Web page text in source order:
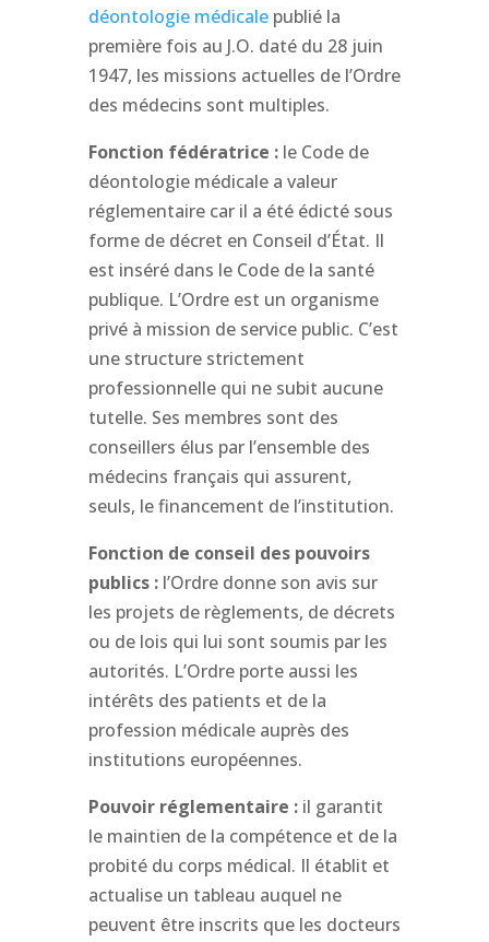
déontologie médicalepublié la
première fois au J.O. daté du 28 juin
1947, les missions actuelles de l’Ordre
des médecins sont multiples.
Fonction fédératrice :le Code de
déontologie médicale a valeur
réglementaire car il a été édicté sous
forme de décret en Conseil d’État. Il
est inséré dans le Code de la santé
publique. L’Ordre est un organisme
privé à mission de service public. C’est
une structure strictement
professionnelle qui ne subit aucune
tutelle. Ses membres sont des
conseillers élus par l’ensemble des
médecins français qui assurent,
seuls, le financement de l’institution.
Fonction de conseil des pouvoirs
publics :l’Ordre donne son avis sur
les projets de règlements, de décrets
ou de lois qui lui sont soumis par les
autorités. L’Ordre porte aussi les
intérêts des patients et de la
profession médicale auprès des
institutions européennes.
Pouvoir réglementaire :il garantit
le maintien de la compétence et de la
probité du corps médical. Il établit et
actualise un tableau auquel ne
peuvent être inscrits que les docteurs